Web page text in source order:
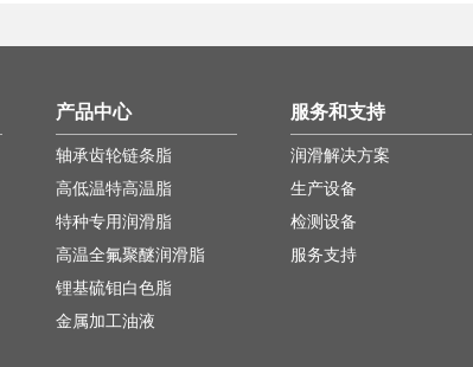
产品中心
轴承齿轮链条脂
高低温特高温脂
特种专用润滑脂
高温全氟聚醚润滑脂
锂基硫钼白色脂
金属加工油液
服务和支持
润滑解决方案
生产设备
检测设备
服务支持